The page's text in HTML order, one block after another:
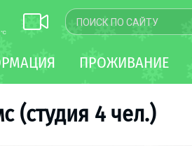
°C
ПРОЖИВАНИЕ
(студия 4 чел.)
ТРАНСФЕР